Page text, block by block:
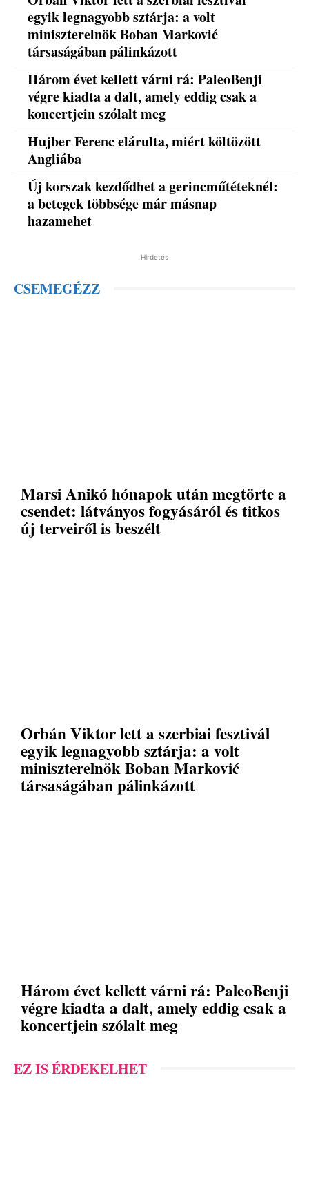
egyik legnagyobb sztárja: a volt
miniszterelnök Boban Marković
társaságában pálinkázott
Három évet kellett várni rá: PaleoBenji
végre kiadta a dalt, amely eddig csak a
koncertjein szólalt meg
Hujber Ferenc elárulta, miért költözött
Angliába
Új korszak kezdődhet a gerincműtéteknél:
a betegek többsége már másnap
hazamehet
Hirdetés
CSEMEGÉZZ
Marsi Anikó hónapok után megtörte a
csendet: látványos fogyásáról és titkos
új terveiről is beszélt
Orbán Viktor lett a szerbiai fesztivál
egyik legnagyobb sztárja: a volt
miniszterelnök Boban Marković
társaságában pálinkázott
Három évet kellett várni rá: PaleoBenji
végre kiadta a dalt, amely eddig csak a
koncertjein szólalt meg
EZ IS ÉRDEKELHET